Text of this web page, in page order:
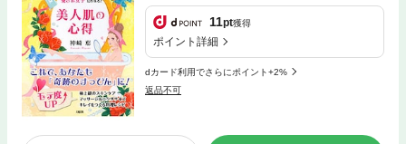
11pt獲得
ポイント詳細
dカード利用でさらにポイント+2%
返品不可